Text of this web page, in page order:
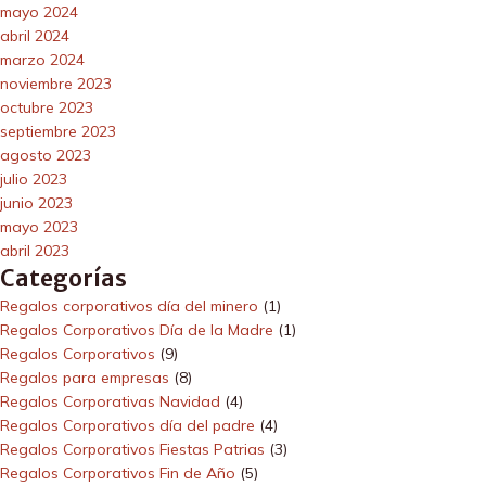
mayo 2024
abril 2024
marzo 2024
noviembre 2023
octubre 2023
septiembre 2023
agosto 2023
julio 2023
junio 2023
mayo 2023
abril 2023
Categorías
Regalos corporativos día del minero (1)
Regalos Corporativos Día de la Madre (1)
Regalos Corporativos (9)
Regalos para empresas (8)
Regalos Corporativas Navidad (4)
Regalos Corporativos día del padre (4)
Regalos Corporativos Fiestas Patrias (3)
Regalos Corporativos Fin de Año (5)